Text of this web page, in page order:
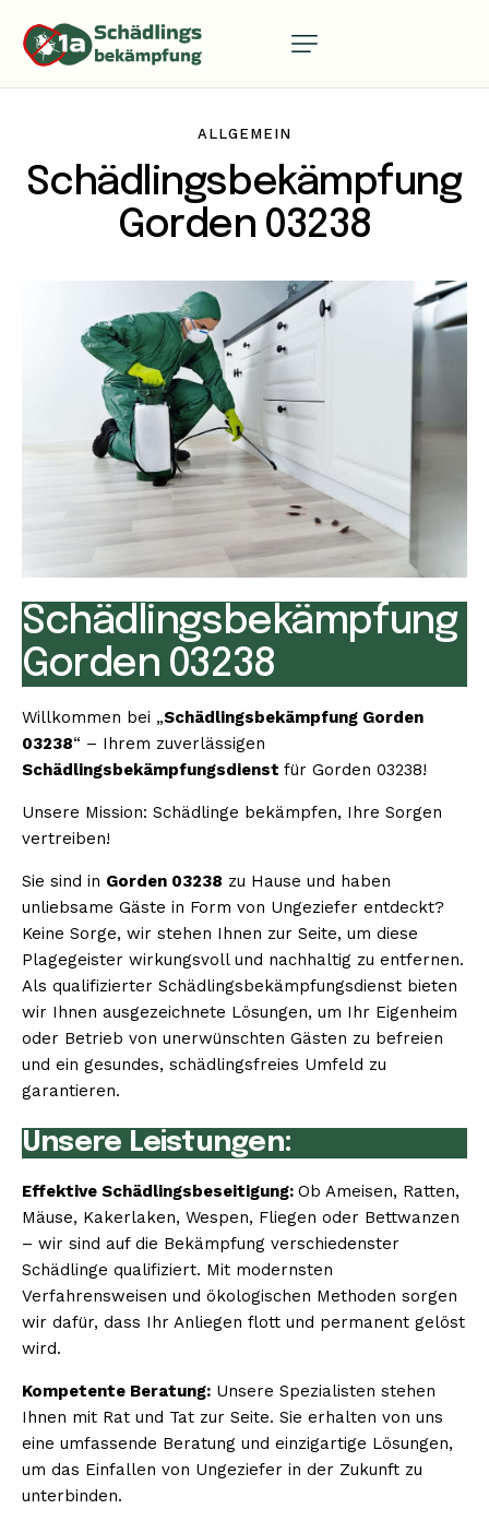
ALLGEMEIN
Schädlingsbekämpfung
Gorden 03238
Schädlingsbekämpfung
Gorden 03238
Willkommen bei „Schädlingsbekämpfung Gorden
03238“ – Ihrem zuverlässigen
Schädlingsbekämpfungsdienst für Gorden 03238!
Unsere Mission: Schädlinge bekämpfen, Ihre Sorgen
vertreiben!
Sie sind in Gorden 03238 zu Hause und haben
unliebsame Gäste in Form von Ungeziefer entdeckt?
Keine Sorge, wir stehen Ihnen zur Seite, um diese
Plagegeister wirkungsvoll und nachhaltig zu entfernen.
Als qualifizierter Schädlingsbekämpfungsdienst bieten
wir Ihnen ausgezeichnete Lösungen, um Ihr Eigenheim
oder Betrieb von unerwünschten Gästen zu befreien
und ein gesundes, schädlingsfreies Umfeld zu
garantieren.
Unsere Leistungen:
Effektive Schädlingsbeseitigung: Ob Ameisen, Ratten,
Mäuse, Kakerlaken, Wespen, Fliegen oder Bettwanzen
– wir sind auf die Bekämpfung verschiedenster
Schädlinge qualifiziert. Mit modernsten
Verfahrensweisen und ökologischen Methoden sorgen
wir dafür, dass Ihr Anliegen flott und permanent gelöst
wird.
Kompetente Beratung: Unsere Spezialisten stehen
Ihnen mit Rat und Tat zur Seite. Sie erhalten von uns
eine umfassende Beratung und einzigartige Lösungen,
um das Einfallen von Ungeziefer in der Zukunft zu
unterbinden.